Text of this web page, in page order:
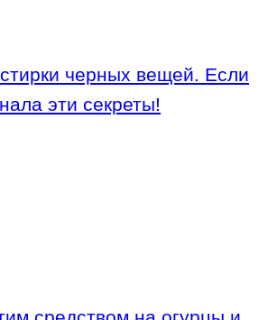
черных вещей. Если
эти секреты!